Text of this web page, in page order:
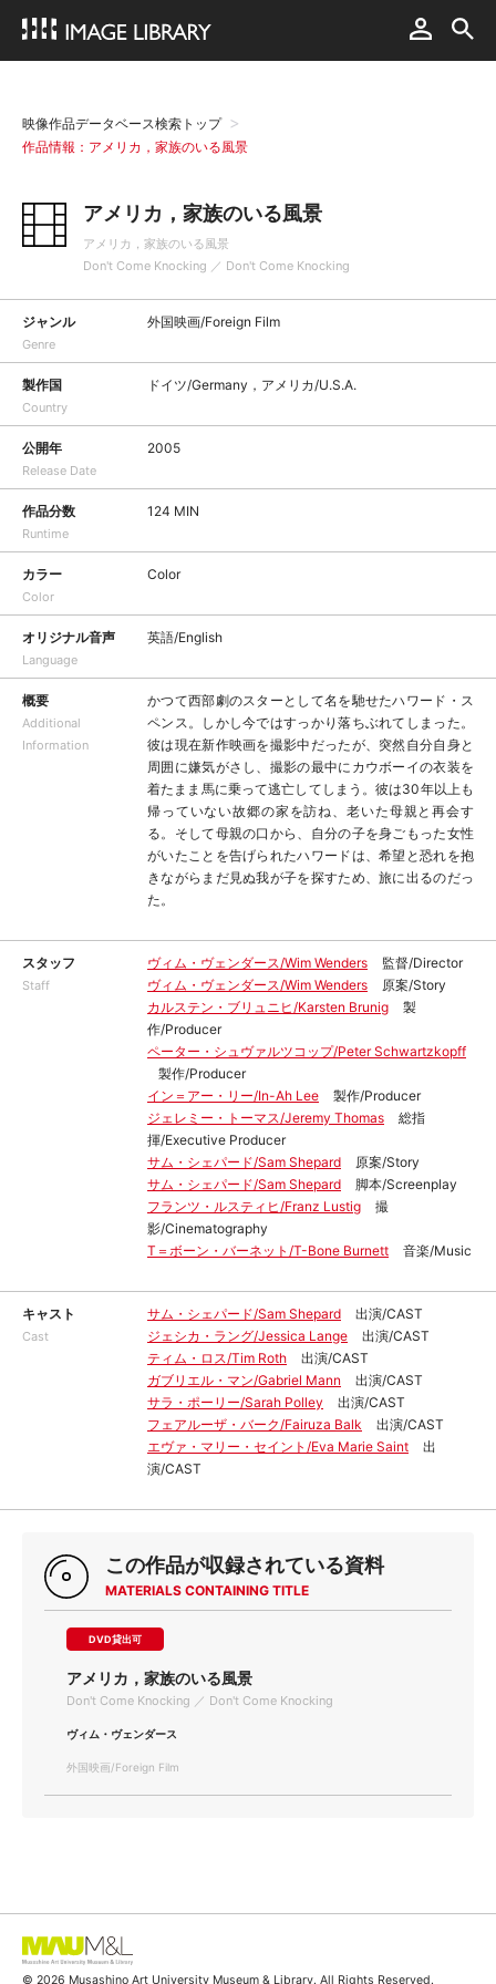
映像作品データベース検索トップ
作品情報：アメリカ，家族のいる風景
アメリカ，家族のいる風景
アメリカ，家族のいる風景
Don't Come Knocking ／ Don't Come Knocking
ジャンル
Genre
外国映画/Foreign Film
製作国
Country
ドイツ/Germany，アメリカ/U.S.A.
公開年
Release Date
2005
作品分数
Runtime
124 MIN
カラー
Color
Color
オリジナル音声
Language
英語/English
概要
Additional
Information
かつて西部劇のスターとして名を馳せたハワード・ス
ペンス。しかし今ではすっかり落ちぶれてしまった。
彼は現在新作映画を撮影中だったが、突然自分自身と
周囲に嫌気がさし、撮影の最中にカウボーイの衣装を
着たまま馬に乗って逃亡してしまう。彼は30年以上も
帰っていない故郷の家を訪ね、老いた母親と再会す
る。そして母親の口から、自分の子を身ごもった女性
がいたことを告げられたハワードは、希望と恐れを抱
きながらまだ見ぬ我が子を探すため、旅に出るのだっ
た。
スタッフ
Staff
ヴィム・ヴェンダース/Wim Wenders
監督/Director
ヴィム・ヴェンダース/Wim Wenders
原案/Story
カルステン・ブリュニヒ/Karsten Brunig
製
作/Producer
ペーター・シュヴァルツコップ/Peter Schwartzkopff
製作/Producer
イン＝アー・リー/In-Ah Lee
製作/Producer
ジェレミー・トーマス/Jeremy Thomas
総指
揮/Executive Producer
サム・シェパード/Sam Shepard
原案/Story
サム・シェパード/Sam Shepard
脚本/Screenplay
フランツ・ルスティヒ/Franz Lustig
撮
影/Cinematography
T＝ボーン・バーネット/T-Bone Burnett
音楽/Music
キャスト
Cast
サム・シェパード/Sam Shepard
出演/CAST
ジェシカ・ラング/Jessica Lange
出演/CAST
ティム・ロス/Tim Roth
出演/CAST
ガブリエル・マン/Gabriel Mann
出演/CAST
サラ・ポーリー/Sarah Polley
出演/CAST
フェアルーザ・バーク/Fairuza Balk
出演/CAST
エヴァ・マリー・セイント/Eva Marie Saint
出
演/CAST
この作品が収録されている資料
MATERIALS CONTAINING TITLE
DVD貸出可
アメリカ，家族のいる風景
Don't Come Knocking ／ Don't Come Knocking
ヴィム・ヴェンダース
外国映画/Foreign Film
© 2026 Musashino Art University Museum & Library. All Rights Reserved.